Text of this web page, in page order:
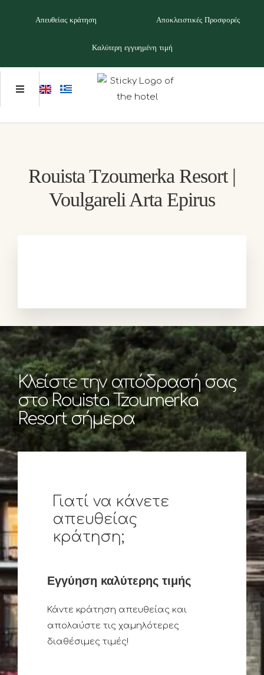
Απευθείας κράτηση Αποκλειστικές Προσφορές
Καλύτερη εγγυημένη τιμή
Rouista Tzoumerka Resort |
Voulgareli Arta Epirus
Κλείστε την απόδρασή σας
στο Rouista Tzoumerka
Resort σήμερα
Γιατί να κάνετε
απευθείας
κράτηση;
Εγγύηση καλύτερης τιμής
Κάντε κράτηση απευθείας και
απολαύστε τις χαμηλότερες
διαθέσιμες τιμές!